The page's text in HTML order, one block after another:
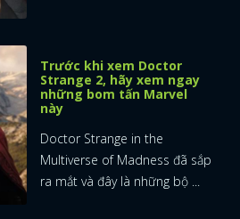
Trước khi xem Doctor
Strange 2, hãy xem ngay
những bom tấn Marvel
này
Doctor Strange in the
Multiverse of Madness đã sắp
ra mắt và đây là những bộ ...